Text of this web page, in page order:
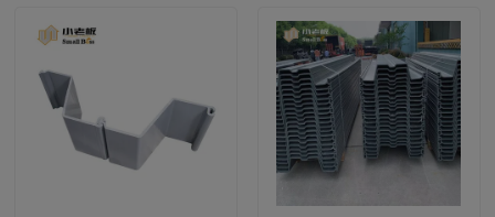
معلومات عنا
جولة في المعمل